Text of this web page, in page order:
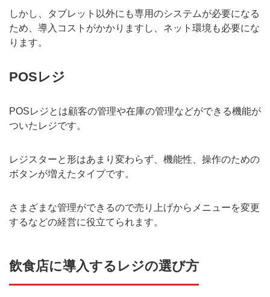
しかし、タブレット以外にも専用のシステムが必要になる
ため、導入コストがかかりますし、ネット環境も必要にな
ります。
POSレジ
POSレジとは顧客の管理や在庫の管理などができる機能が
ついたレジです。
レジスターと形はあまり変わらず、機能性、操作のための
ボタンが増えたタイプです。
さまざまな管理ができるので売り上げからメニューを変更
するなどの経営に役立てられます。
飲食店に導入するレジの選び方